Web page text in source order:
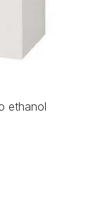
ethanol